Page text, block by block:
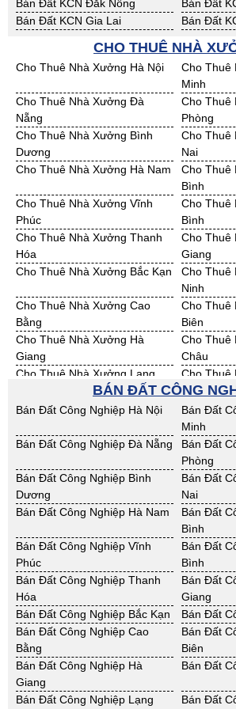
Bán Đất KCN Đăk Nông
Bán Đất
Bán Đất KCN Gia Lai
Bán Đất
Bán Đất
Bán Đất KCN Ninh Thuận
Bán Đất
Bán Đất KCN Quảng Bình
Bán Đất
Bán Đất KCN Quảng Ngãi
Bán Đất
Bán Đất KCN Cần Thơ
Bán Đất
Bán Đất KCN Bạc Liêu
Bán Đất
Bán Đất KCN Bình Phước
Bán Đất
Bán Đất KCN Đồng Tháp
Bán Đất
Bán Đất KCN Kiên Giang
Bán Đất
Bán Đất KCN Sóc Trăng
Bán Đất
Bán Đất KCN Tiền Giang
Bán Đất
Bán Đất KCN Vĩnh Long
Bán Đất
Bán Đất KCN Hưng Yên
Bán Đất
CHO THUÊ NHÀ
Cho Thuê Nhà Xưởng Hà Nội
Cho Thuê
Minh
Cho Thuê Nhà Xưởng Đà
Nẵng
Cho Thuê
Phòng
Cho Thuê Nhà Xưởng Bình
Dương
Cho Thuê
Nai
Cho Thuê Nhà Xưởng Hà Nam
Cho Thuê
Bình
Cho Thuê Nhà Xưởng Vĩnh
Phúc
Cho Thuê
Bình
Cho Thuê Nhà Xưởng Thanh
Hóa
Cho Thuê
Giang
Cho Thuê Nhà Xưởng Bắc Kạn
Cho Thuê
Ninh
Cho Thuê Nhà Xưởng Cao
Bằng
Cho Thuê
Biên
Cho Thuê Nhà Xưởng Hà
Giang
Cho Thuê
Châu
Cho Thuê Nhà Xưởng Lạng
Cho Thuê
Cho Thuê Nhà Xưởng Nam
Cho Thuê
Cho Thuê Nhà Xưởng Sơn La
Cho Thuê
Bình
Cho Thuê Nhà Xưởng Thái
Nguyên
Cho Thuê
Quang
Cho Thuê Nhà Xưởng Yên Bái
Cho Thuê
Huế
Cho Thuê Nhà Xưởng Khánh
Hoà
Cho Thuê
Đồng
Cho Thuê Nhà Xưởng Bình
Định
Cho Thuê
Thuận
Cho Thuê Nhà Xưởng Đăk
Nông
Cho Thuê
Cho Thuê Nhà Xưởng Gia Lai
Cho Thuê
Cho Thuê Nhà Xưởng Kon
Tum
Cho Thuê
Cho Thuê Nhà Xưởng Ninh
Cho Thuê
BÁN ĐẤT CÔNG
Bán Đất Công Nghiệp Hà Nội
Bán Đất
Minh
Bán Đất Công Nghiệp Đà Nẵng
Bán Đất
Phòng
Bán Đất Công Nghiệp Bình
Dương
Bán Đất
Nai
Bán Đất Công Nghiệp Hà Nam
Bán Đất
Bình
Bán Đất Công Nghiệp Vĩnh
Phúc
Bán Đất
Bình
Bán Đất Công Nghiệp Thanh
Hóa
Bán Đất
Giang
Bán Đất Công Nghiệp Bắc Kạn
Bán Đất
Bán Đất Công Nghiệp Cao
Bằng
Bán Đất
Biên
Bán Đất Công Nghiệp Hà
Giang
Bán Đất
Bán Đất Công Nghiệp Lạng
Bán Đất